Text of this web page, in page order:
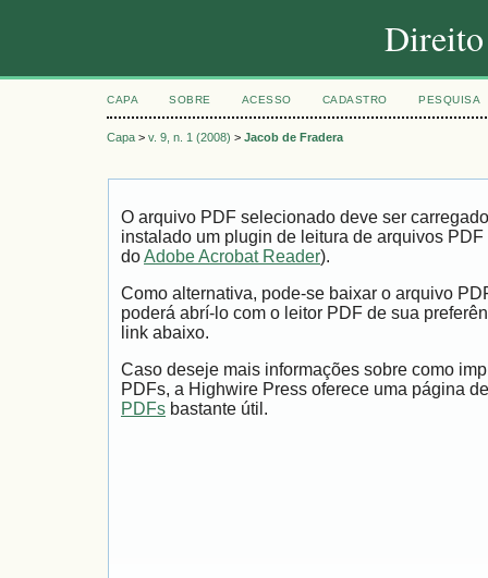
Direito
CAPA SOBRE ACESSO CADASTRO PESQUISA
Capa > v. 9, n. 1 (2008) > Jacob de Fradera
O arquivo PDF selecionado deve ser
instalado um plugin de leitura de arquivos
doAdobe Acrobat Reader).
Como alternativa, pode-se baixar o arquivo
poderá abrí-lo com o leitor PDF de sua
link abaixo.
Caso deseje mais informações sobre como
PDFs, a Highwire Press oferece uma página
PDFs bastante útil.